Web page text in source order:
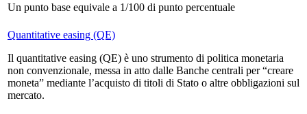
Un punto base equivale a 1/100 di punto percentuale
Quantitative easing (QE)
Il quantitative easing (QE) è uno strumento di politica monetaria
non convenzionale, messa in atto dalle Banche centrali per “creare
moneta” mediante l’acquisto di titoli di Stato o altre obbligazioni sul
mercato.